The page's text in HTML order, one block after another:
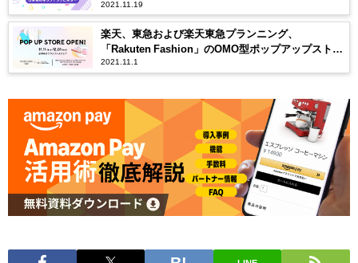
始。
2021.11.19
楽天、東急および楽天東急プランニング、
「Rakuten Fashion」のOMO型ポップアップストア
を渋谷スクランブルスクエア5階に期間限定オープン
2021.11.1